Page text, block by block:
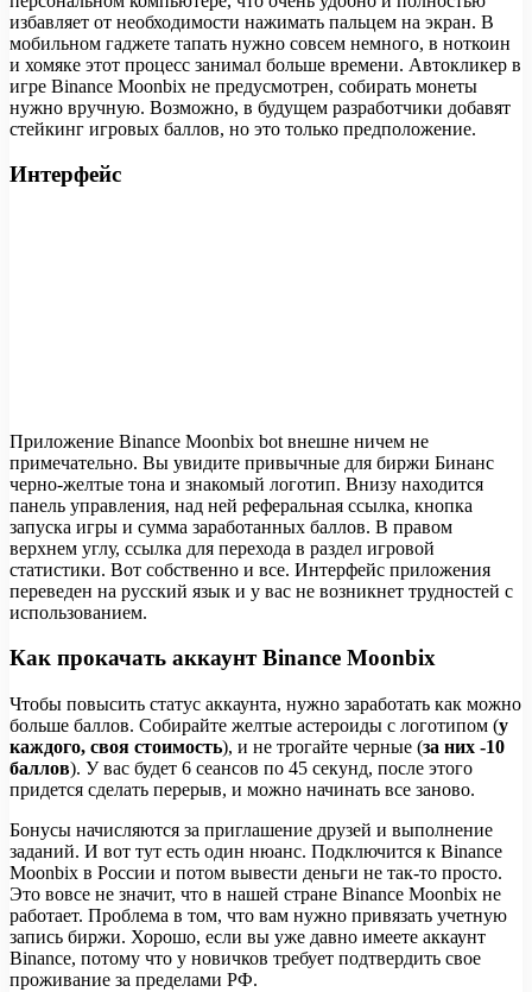
избавляет от необходимости нажимать пальцем на экран. В
мобильном гаджете тапать нужно совсем немного, в ноткоин
и хомяке этот процесс занимал больше времени. Автокликер в
игре Binance Moonbix не предусмотрен, собирать монеты
нужно вручную. Возможно, в будущем разработчики добавят
стейкинг игровых баллов, но это только предположение.
Интерфейс
Приложение Binance Moonbix bot внешне ничем не
примечательно. Вы увидите привычные для биржи Бинанс
черно-желтые тона и знакомый логотип. Внизу находится
панель управления, над ней реферальная ссылка, кнопка
запуска игры и сумма заработанных баллов. В правом
верхнем углу, ссылка для перехода в раздел игровой
статистики. Вот собственно и все. Интерфейс приложения
переведен на русский язык и у вас не возникнет трудностей с
использованием.
Как прокачать аккаунт Binance Moonbix
Чтобы повысить статус аккаунта, нужно заработать как можно
больше баллов. Собирайте желтые астероиды с логотипом (у
каждого, своя стоимость), и не трогайте черные (за них -10
баллов). У вас будет 6 сеансов по 45 секунд, после этого
придется сделать перерыв, и можно начинать все заново.
Бонусы начисляются за приглашение друзей и выполнение
заданий. И вот тут есть один нюанс. Подключится к Binance
Moonbix в России и потом вывести деньги не так-то просто.
Это вовсе не значит, что в нашей стране Binance Moonbix не
работает. Проблема в том, что вам нужно привязать учетную
запись биржи. Хорошо, если вы уже давно имеете аккаунт
Binance, потому что у новичков требует подтвердить свое
проживание за пределами РФ.